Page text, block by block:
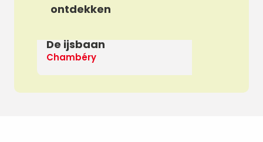
ontdekken
De ijsbaan
Chambéry